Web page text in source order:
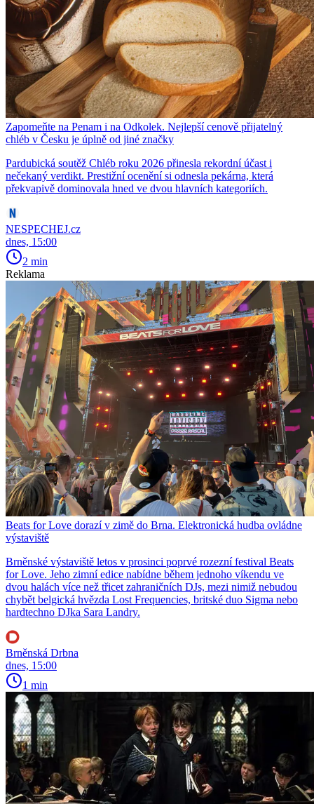
Zapomeňte na Penam i na Odkolek. Nejlepší cenově přijatelný
chléb v Česku je úplně od jiné značky
Pardubická soutěž Chléb roku 2026 přinesla rekordní účast i
nečekaný verdikt. Prestižní ocenění si odnesla pekárna, která
překvapivě dominovala hned ve dvou hlavních kategoriích.
NESPECHEJ.cz
dnes, 15:00
2 min
Reklama
Beats for Love dorazí v zimě do Brna. Elektronická hudba ovládne
výstaviště
Brněnské výstaviště letos v prosinci poprvé rozezní festival Beats
for Love. Jeho zimní edice nabídne během jednoho víkendu ve
dvou halách více než třicet zahraničních DJs, mezi nimiž nebudou
chybět belgická hvězda Lost Frequencies, britské duo Sigma nebo
hardtechno DJka Sara Landry.
Brněnská Drbna
dnes, 15:00
1 min